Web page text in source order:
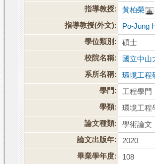
指導教授:
黃柏榮
指導教授(外文):
Po-Jung
學位類別:
碩士
校院名稱:
國立中山
系所名稱:
環境工程
學門:
工程學門
學類:
環境工程
論文種類:
學術論文
論文出版年:
2020
畢業學年度:
108